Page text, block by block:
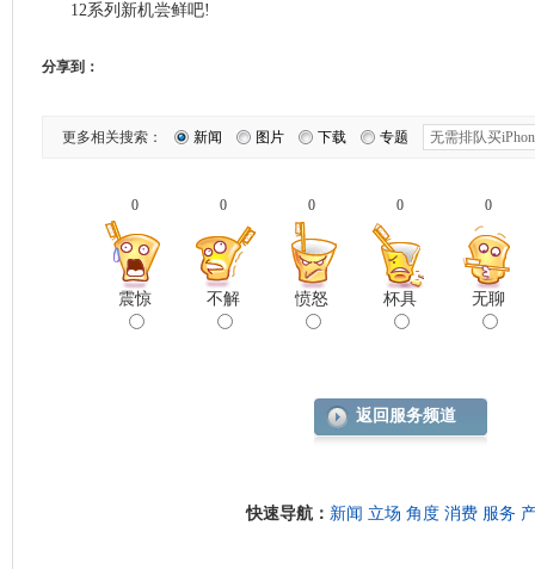
12系列新机尝鲜吧!
分享到：
更多相关搜索： 新闻 图片 下载 专题
0
震惊
0
不解
0
愤怒
0
杯具
0
无聊
返回服务频道
快速导航： 新闻 立场 角度 消费 服务